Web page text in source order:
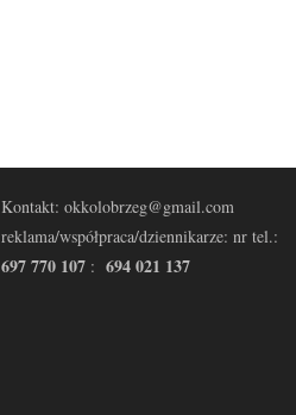
Kontakt: okkolobrzeg@gmail.com
reklama/współpraca/dziennikarze: nr tel.:
697 770 107 : 694 021 137